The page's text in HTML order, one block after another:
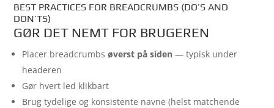
BEST PRACTICES FOR BREADCRUMBS (DO’S AND
DON’TS)
GØR DET NEMT FOR BRUGEREN
Placer breadcrumbsøverst på siden — typisk under
headeren
Gør hvert led klikbart
Brug tydelige og konsistente navne (helst matchende